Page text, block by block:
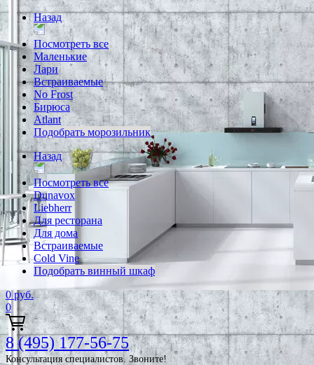
Назад
Посмотреть все
Маленькие
Лари
Встраиваемые
No Frost
Бирюса
Atlant
Подобрать морозильник
Назад
Посмотреть все
Dunavox
Liebherr
Для ресторана
Для дома
Встраиваемые
Cold Vine
Подобрать винный шкаф
0 руб.
0
8 (495) 177-56-75
Консультация специалистов. Звоните!